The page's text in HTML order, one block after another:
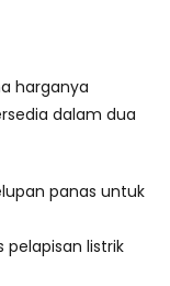
harganya
dalam dua
panas untuk
pelapisan listrik